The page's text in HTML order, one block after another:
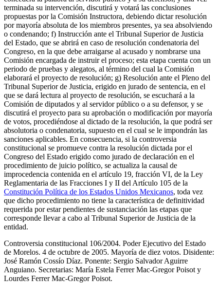
terminada su intervención, discutirá y votará las conclusiones
propuestas por la Comisión Instructora, debiendo dictar resolución
por mayoría absoluta de los miembros presentes, ya sea absolviendo
o condenando; f) Instrucción ante el Tribunal Superior de Justicia
del Estado, que se abrirá en caso de resolución condenatoria del
Congreso, en la que debe arraigarse al acusado y nombrarse una
Comisión encargada de instruir el proceso; esta etapa cuenta con un
periodo de pruebas y alegatos, al término del cual la Comisión
elaborará el proyecto de resolución; g) Resolución ante el Pleno del
Tribunal Superior de Justicia, erigido en jurado de sentencia, en el
que se dará lectura al proyecto de resolución, se escuchará a la
Comisión de diputados y al servidor público o a su defensor, y se
discutirá el proyecto para su aprobación o modificación por mayoría
de votos, procediéndose al dictado de la resolución, la que podrá ser
absolutoria o condenatoria, supuesto en el cual se le impondrán las
sanciones aplicables. En consecuencia, si la controversia
constitucional se promueve contra la resolución dictada por el
Congreso del Estado erigido como jurado de declaración en el
procedimiento de juicio político, se actualiza la causal de
improcedencia contenida en el artículo 19, fracción VI, de la Ley
Reglamentaria de las Fracciones I y II del Artículo 105 de la
Constitución Política de los Estados Unidos Mexicanos, toda vez
que dicho procedimiento no tiene la característica de definitividad
requerida por estar pendientes de sustanciación las etapas que
corresponde llevar a cabo al Tribunal Superior de Justicia de la
entidad.
Controversia constitucional 106/2004. Poder Ejecutivo del Estado
de Morelos. 4 de octubre de 2005. Mayoría de diez votos. Disidente:
José Ramón Cossío Díaz. Ponente: Sergio Salvador Aguirre
Anguiano. Secretarias: María Estela Ferrer Mac-Gregor Poisot y
Lourdes Ferrer Mac-Gregor Poisot.